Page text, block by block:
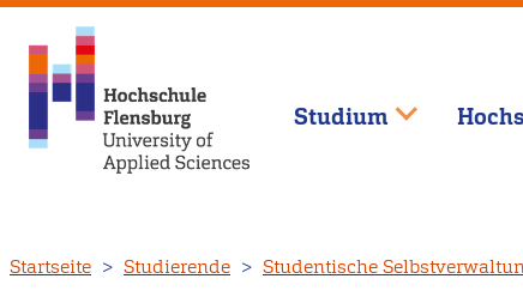
zum
Studium
Startseite Studierende Studentische